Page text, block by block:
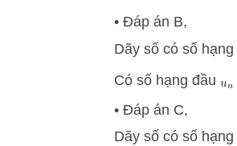
• Đáp án B,
Dãy số có số
Có số hạng đầu
• Đáp án C,
Dãy số có số